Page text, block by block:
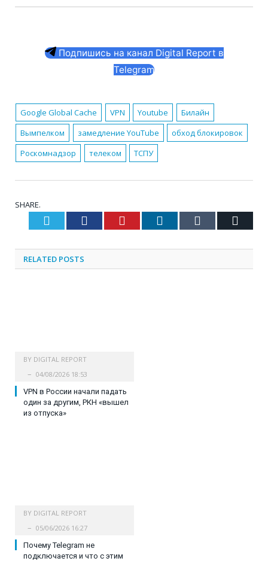
Подпишись на канал Digital Report в
Telegram
Google Global Cache VPN Youtube
Билайн
Вымпелком
замедление YouTube
обход блокировок
Роскомнадзор
телеком ТСПУ
SHARE.
Twitter Facebook Pinterest LinkedIn Tumblr
RELATED POSTS
BY DIGITAL REPORT
04/08/2026 18:53
VPN в России начали падать
один за другим, РКН «вышел
из отпуска»
BY DIGITAL REPORT
05/06/2026 16:27
Почему Telegram не
подключается и что с этим